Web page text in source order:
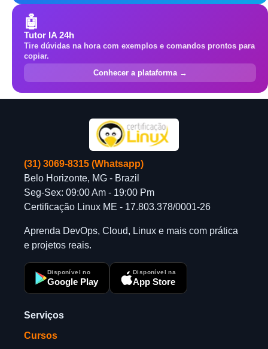
🤖
Tutor IA 24h
Tire dúvidas na hora com exemplos e comandos prontos para
copiar.
Conhecer a plataforma →
(31) 3069-8315 (Whatsapp)
Belo Horizonte, MG - Brazil
Seg-Sex: 09:00 Am - 19:00 Pm
Certificação Linux ME - 17.803.378/0001-26
Aprenda DevOps, Cloud, Linux e mais com prática
e projetos reais.
Disponível no
Google Play
Disponível na
App Store
Serviços
Cursos